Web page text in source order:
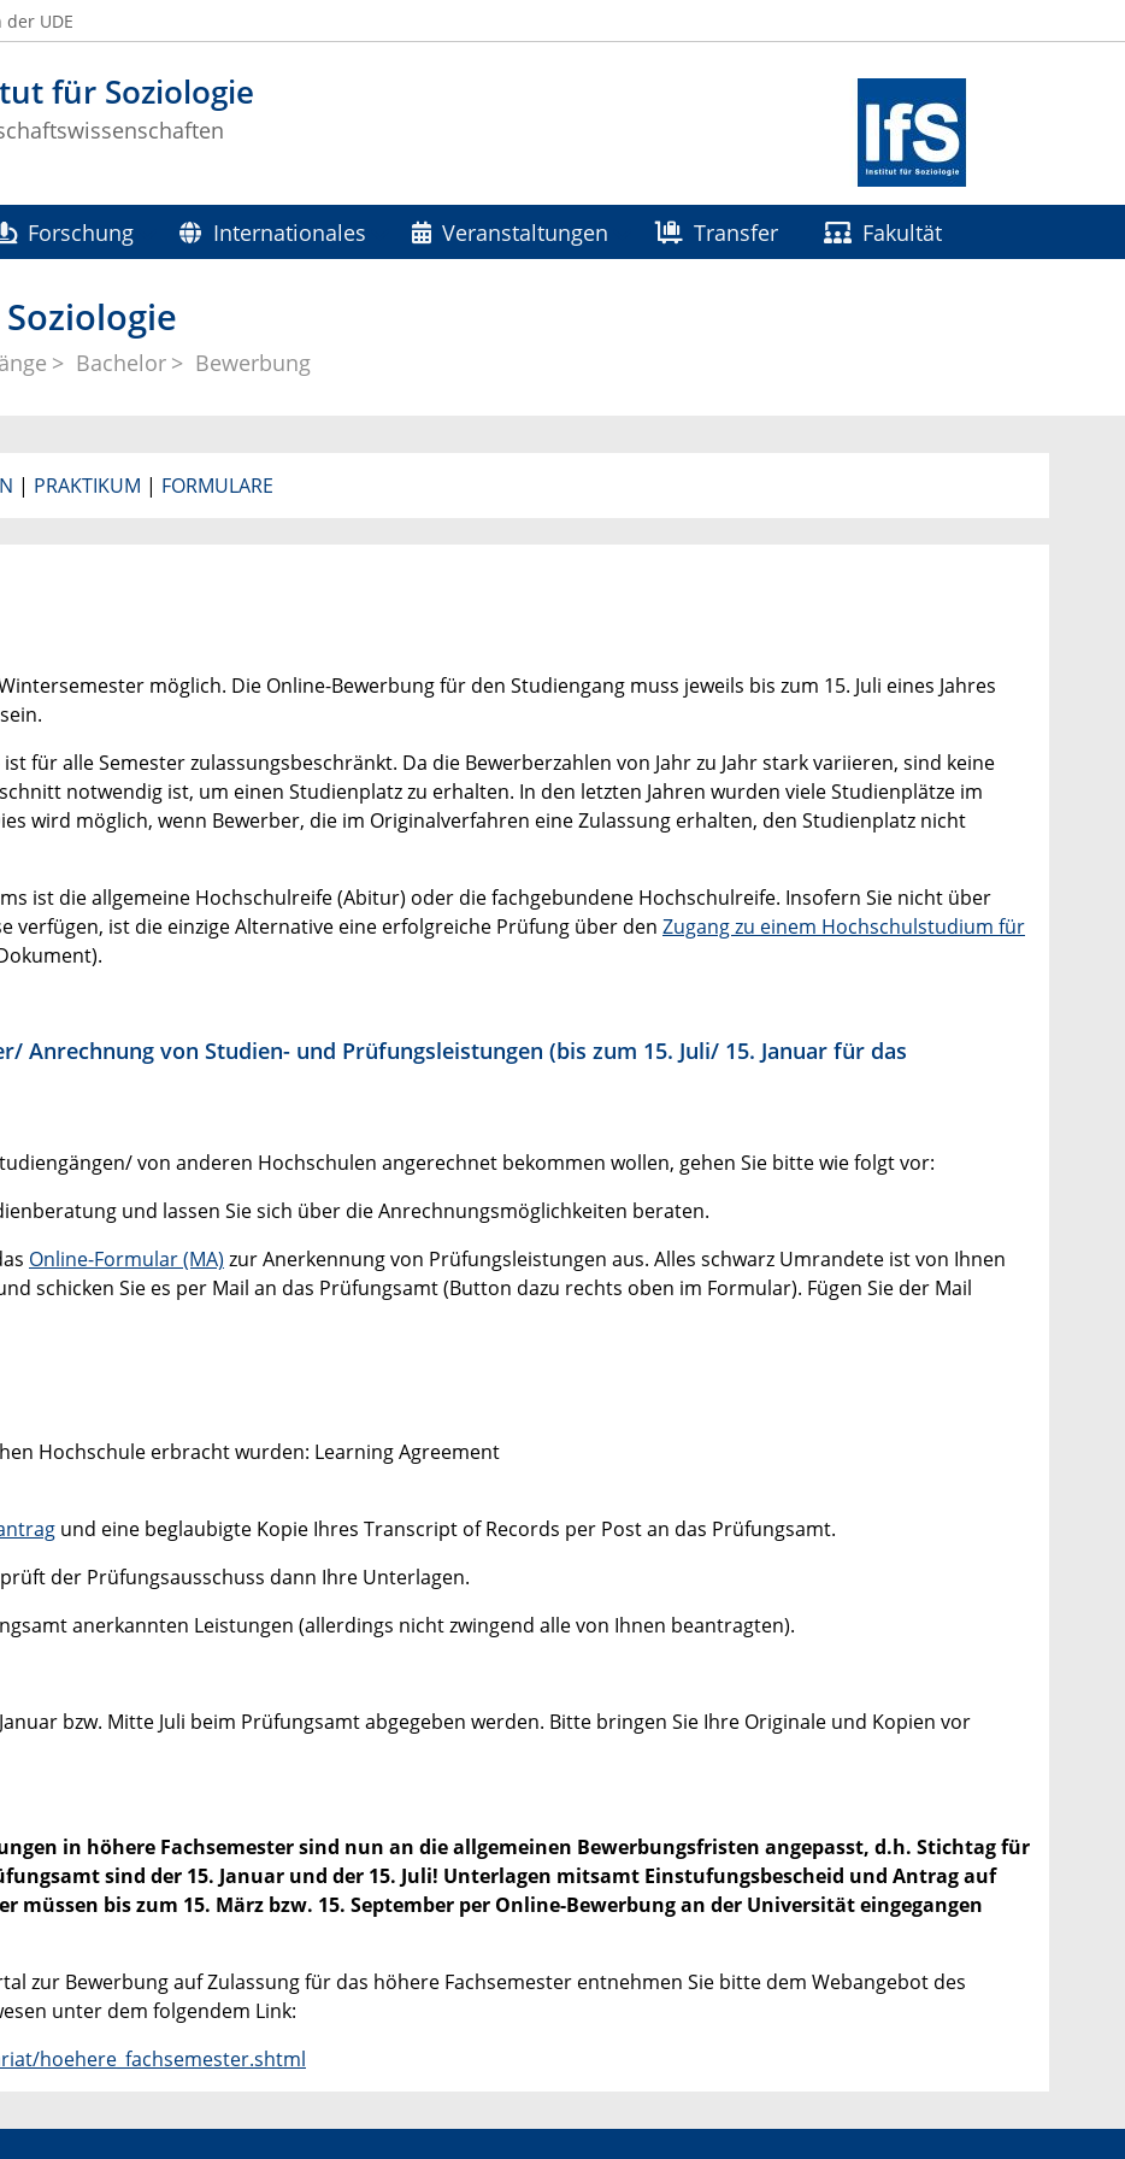
für Soziologie
UDE
Forschung Internationales Veranstaltungen Transfer Fakultät
Bachelor Bewerbung
| PRAKTIKUM | FORMULARE
möglich. Die Online-Bewerbung für den Studiengang muss jeweils bis zum 15. Juli eines Jahres
für alle Semester zulassungsbeschränkt. Da die Bewerberzahlen von Jahr zu Jahr stark variieren, sind keine
notwendig ist, um einen Studienplatz zu erhalten. In den letzten Jahren wurden viele Studienplätze im
wird möglich, wenn Bewerber, die im Originalverfahren eine Zulassung erhalten, den Studienplatz nicht
ist die allgemeine Hochschulreife (Abitur) oder die fachgebundene Hochschulreife. Insofern Sie nicht über
verfügen, ist die einzige Alternative eine erfolgreiche Prüfung über den Zugang zu einem Hochschulstudium für
Anrechnung von Studien- und Prüfungsleistungen (bis zum 15. Juli/ 15. Januar für das
von anderen Hochschulen angerechnet bekommen wollen, gehen Sie bitte wie folgt vor:
und lassen Sie sich über die Anrechnungsmöglichkeiten beraten.
Online-Formular (MA) zur Anerkennung von Prüfungsleistungen aus. Alles schwarz Umrandete ist von Ihnen
schicken Sie es per Mail an das Prüfungsamt (Button dazu rechts oben im Formular). Fügen Sie der Mail
Hochschule erbracht wurden: Learning Agreement
und eine beglaubigte Kopie Ihres Transcript of Records per Post an das Prüfungsamt.
der Prüfungsausschuss dann Ihre Unterlagen.
anerkannten Leistungen (allerdings nicht zwingend alle von Ihnen beantragten).
bzw. Mitte Juli beim Prüfungsamt abgegeben werden. Bitte bringen Sie Ihre Originale und Kopien vor
in höhere Fachsemester sind nun an die allgemeinen Bewerbungsfristen angepasst, d.h. Stichtag für
sind der 15. Januar und der 15. Juli! Unterlagen mitsamt Einstufungsbescheid und Antrag auf
müssen bis zum 15. März bzw. 15. September per Online-Bewerbung an der Universität eingegangen
zur Bewerbung auf Zulassung für das höhere Fachsemester entnehmen Sie bitte dem Webangebot des
unter dem folgendem Link:
hoehere_fachsemester.shtml